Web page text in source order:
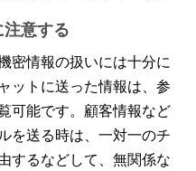
意する
密情報の扱いには十分に
ットに送った情報は、参
可能です。顧客情報など
を送る時は、一対一のチ
するなどして、無関係な